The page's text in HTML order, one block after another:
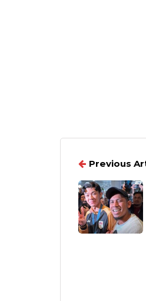
Previous